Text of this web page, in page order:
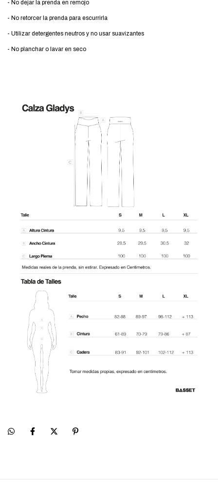
- No dejar la prenda en remojo
- No retorcer la prenda para escurrirla
- Utilizar detergentes neutros y no usar suavizantes
- No planchar o lavar en seco